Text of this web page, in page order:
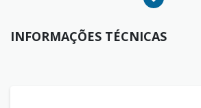
INFORMAÇÕES TÉCNICAS